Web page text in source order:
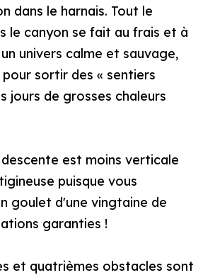
dans le harnais. Tout le
le canyon se fait au frais et à
univers calme et sauvage,
sortir des « sentiers
jours de grosses chaleurs
est moins verticale
puisque vous
goulet d'une vingtaine de
garanties !
et quatrièmes obstacles sont